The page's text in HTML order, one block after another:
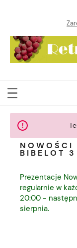
NOWOŚCI
BIBELOT
Prezentacje
regularnie w
20:00 -
sierpnia.